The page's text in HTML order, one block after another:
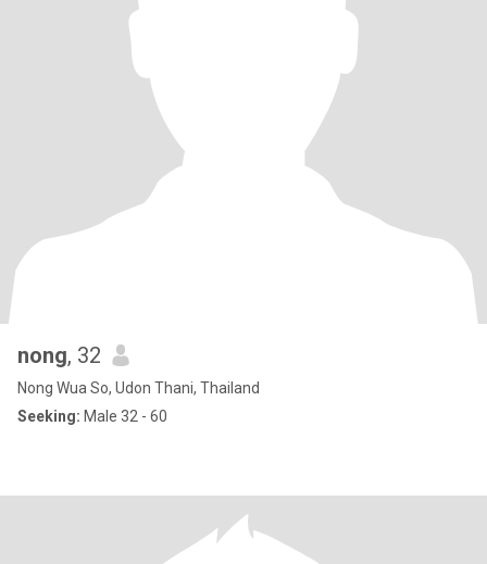
nong, 32
Nong Wua So, Udon Thani, Thailand
Seeking: Male 32 - 60